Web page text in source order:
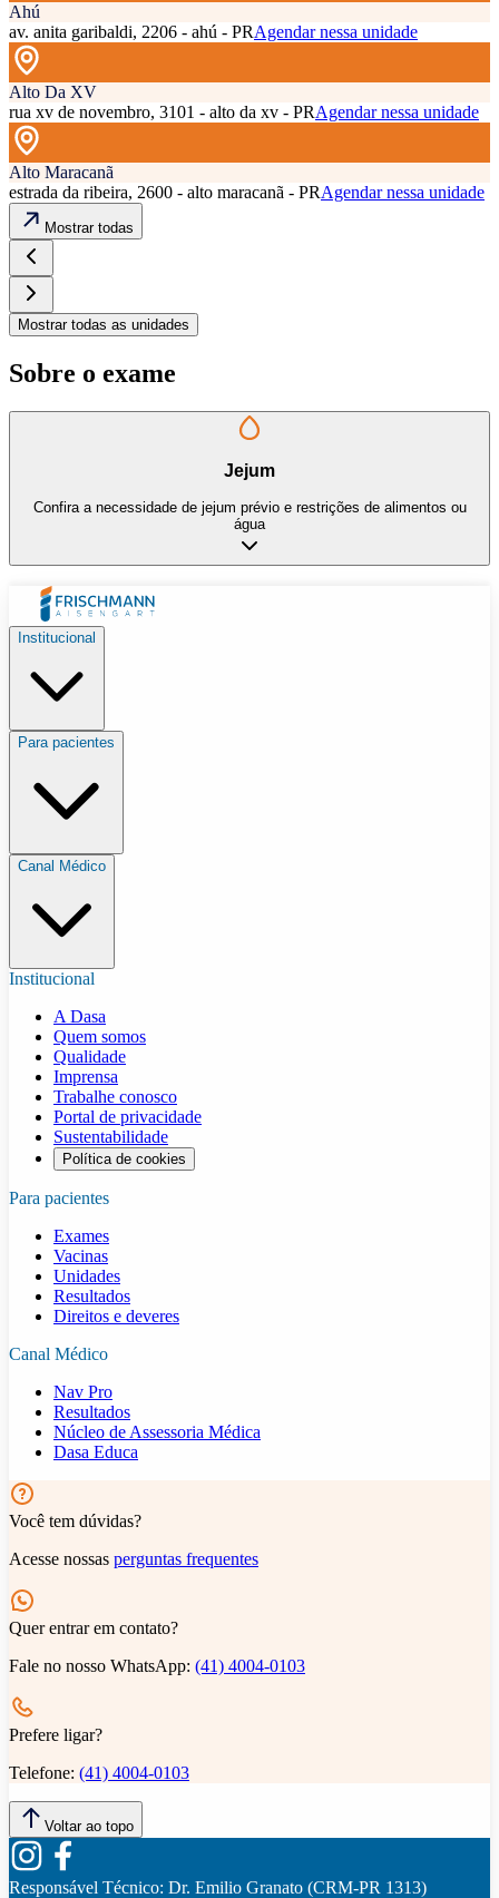
Ahú
av. anita garibaldi, 2206 - ahú - PRAgendar nessa unidade
Alto Da XV
rua xv de novembro, 3101 - alto da xv - PRAgendar nessa unidade
Alto Maracanã
estrada da ribeira, 2600 - alto maracanã - PRAgendar nessa unidade
Mostrar todas
Mostrar todas as unidades
Sobre o exame
Jejum
Confira a necessidade de jejum prévio e restrições de alimentos ou
água
Institucional
Para pacientes
Canal Médico
Institucional
A Dasa
Quem somos
Qualidade
Imprensa
Trabalhe conosco
Portal de privacidade
Sustentabilidade
Política de cookies
Para pacientes
Exames
Vacinas
Unidades
Resultados
Direitos e deveres
Canal Médico
Nav Pro
Resultados
Núcleo de Assessoria Médica
Dasa Educa
Você tem dúvidas?
Acesse nossas perguntas frequentes
Quer entrar em contato?
Fale no nosso WhatsApp: (41) 4004-0103
Prefere ligar?
Telefone: (41) 4004-0103
Voltar ao topo
Responsável Técnico: Dr. Emilio Granato (CRM-PR 1313)